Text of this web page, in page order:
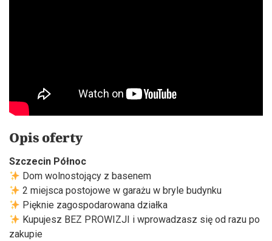
Opis oferty
Szczecin Północ
Dom wolnostojący z basenem
2 miejsca postojowe w garażu w bryle budynku
Pięknie zagospodarowana działka
Kupujesz BEZ PROWIZJI i wprowadzasz się od razu po
zakupie